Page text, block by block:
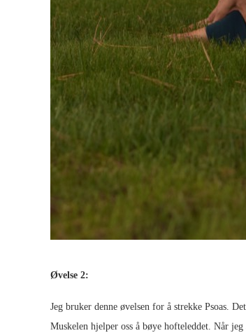
Øvelse 2:
Jeg bruker denne øvelsen for å strekke Psoas.
Muskelen hjelper oss å bøye hofteleddet. Når